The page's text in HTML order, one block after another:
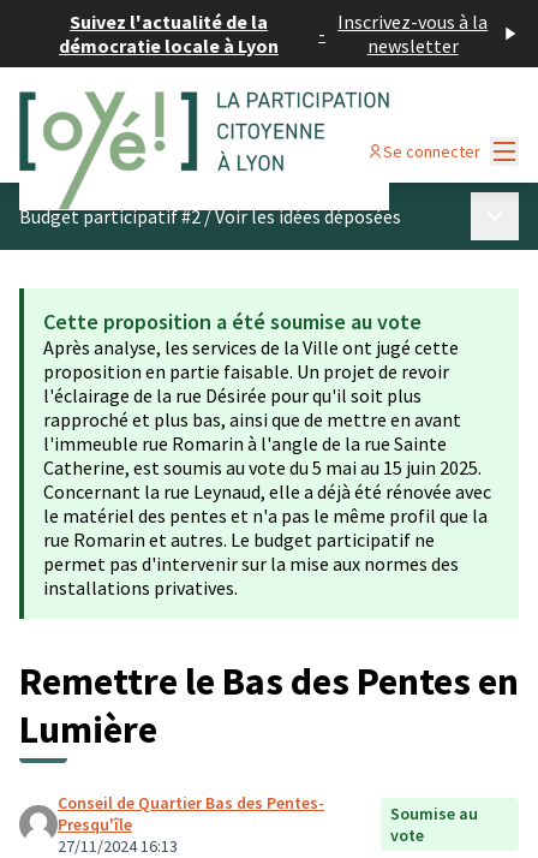
Suivez l'actualité de la
démocratie locale à Lyon
- Inscrivez-vous à la
newsletter
Se connecter
Budget participatif #2/Voir les idées déposées
Cette proposition a été soumise au vote
Après analyse, les services de la Ville ont jugé cette
proposition en partie faisable. Un projet de revoir
l'éclairage de la rue Désirée pour qu'il soit plus
rapproché et plus bas, ainsi que de mettre en avant
l'immeuble rue Romarin à l'angle de la rue Sainte
Catherine, est soumis au vote du 5 mai au 15 juin 2025.
Concernant la rue Leynaud, elle a déjà été rénovée avec
le matériel des pentes et n'a pas le même profil que la
rue Romarin et autres. Le budget participatif ne
permet pas d'intervenir sur la mise aux normes des
installations privatives.
Remettre le Bas des Pentes en
Lumière
Conseil de Quartier Bas des Pentes-
Presqu'île
27/11/2024 16:13
Soumise au
vote